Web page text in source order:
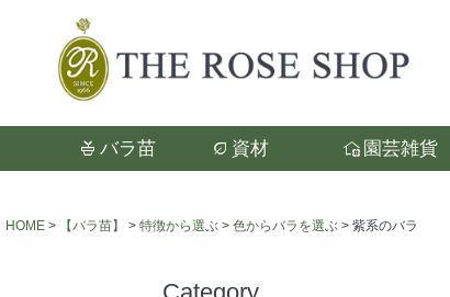
バラ苗 資材 園芸雑貨
検索
HOME 【バラ苗】 特徴から選ぶ 色からバラを選ぶ 紫系のバラ